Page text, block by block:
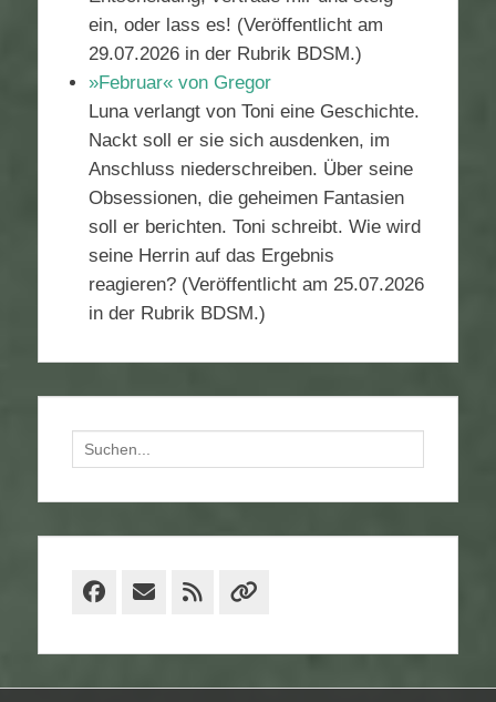
ein, oder lass es! (Veröffentlicht am
29.07.2026 in der Rubrik BDSM.)
»Februar« von Gregor
Luna verlangt von Toni eine Geschichte.
Nackt soll er sie sich ausdenken, im
Anschluss niederschreiben. Über seine
Obsessionen, die geheimen Fantasien
soll er berichten. Toni schreibt. Wie wird
seine Herrin auf das Ergebnis
reagieren? (Veröffentlicht am 25.07.2026
in der Rubrik BDSM.)
Suchen
nach:
Facebook
E-
Feed